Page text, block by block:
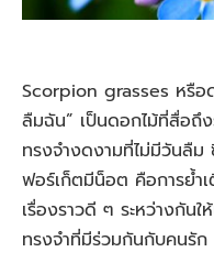
Scorpion grasses หรือ
ลืมฉัน” เป็นดอกไม้ที่สื่อถึ
ทรงจำงดงามที่ไม่มีวันลื
ฟอร์เก็ตมีน็อต คือการยํ้าเ
เรื่องราวดี ๆ ระหว่างกัน
ทรงจำที่มีร่วมกันกับคนรัก